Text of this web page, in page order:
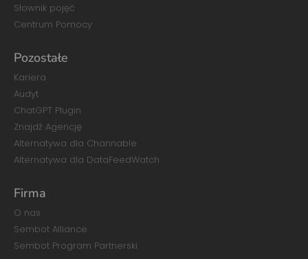
Słownik pojęć
Centrum Pomocy
Pozostałe
Kariera
Audyt
ChatGPT Plugin
Znajdź Agencję
Alternatywa dla Channable
Alternatywa dla DataFeedWatch
Firma
O nas
Sembot Alliance
Sembot Program Partnerski